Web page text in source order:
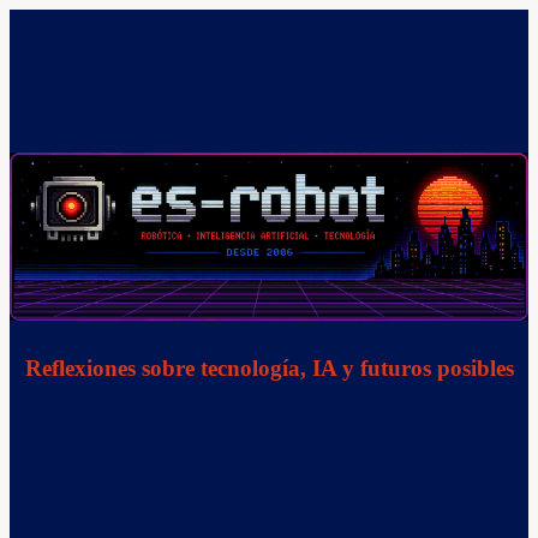
Reflexiones sobre tecnología, IA y futuros posibles